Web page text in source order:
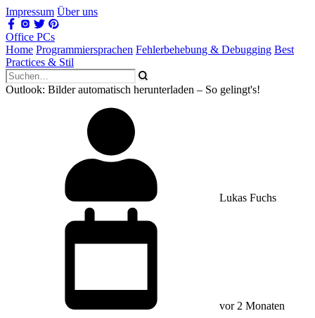
Impressum Über uns
Office PCs
Home Programmiersprachen Fehlerbehebung & Debugging Best
Practices & Stil
Outlook: Bilder automatisch herunterladen – So gelingt's!
Lukas Fuchs
vor 2 Monaten